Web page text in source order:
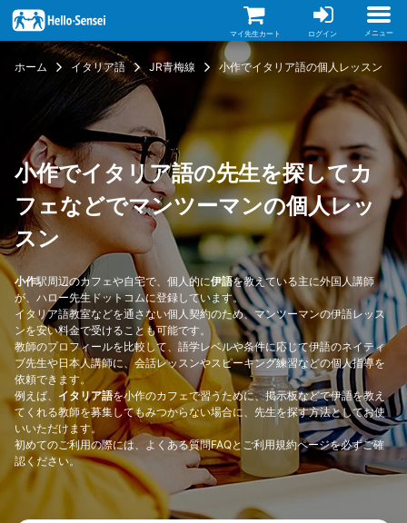
イ
ン
コ
マイ先生カート ログイン メニュー
ホーム イタリア語 JR青梅線 小作でイタリア語の個人レッスン
小作でイタリア語の先生を探してカ
フェなどでマンツーマンの個人レッ
スン
小作駅周辺のカフェや自宅で、個人的に伊語を教えている主に外国人講師
が、ハロー先生ドットコムに登録しています。
イタリア語教室などを通さない個人契約のため、マンツーマンの伊語レッス
ンを安い料金で受けることも可能です。
教師のプロフィールを比較して、語学レベルや条件に応じて伊語のネイティ
ブ先生や日本人講師に、会話レッスンやスピーキング練習などの個人指導を
依頼できます。
例えば、 イタリア語を小作のカフェで習うために、掲示板などで伊語を教え
てくれる教師を募集してもみつからない場合に、先生を探す方法としてお使
いいただけます。
初めてのご利用の際には、 よくある質問FAQと ご利用規約ページを必ずご確
認ください。